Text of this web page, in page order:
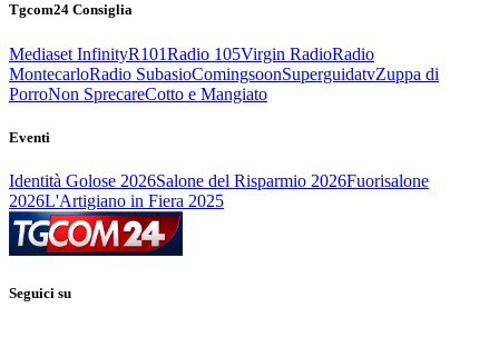
Tgcom24 Consiglia
Mediaset InfinityR101Radio 105Virgin RadioRadio
MontecarloRadio SubasioComingsoonSuperguidatvZuppa di
PorroNon SprecareCotto e Mangiato
Eventi
Identità Golose 2026Salone del Risparmio 2026Fuorisalone
2026L'Artigiano in Fiera 2025
Seguici su